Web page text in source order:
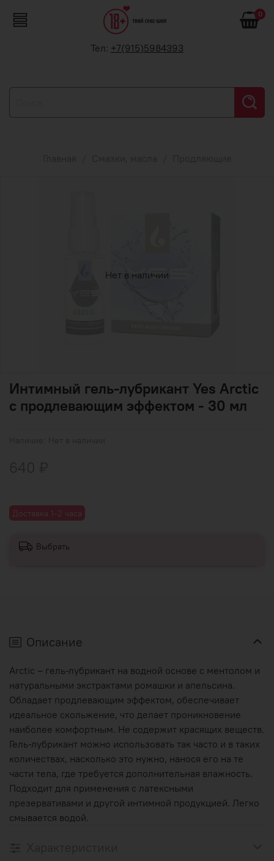
0
Тел: +7(915)5984393
Нет в наличии
Доставка 1-2 часа
Интимный гель-лубрикант Yes Arctic
с продлевающим эффектом - 30 мл
Выбрать
Описание
Arctic – гель-лубрикант на водной основе с ментолом и
натуральными экстрактами ромашки и апельсина.
Обладает продлевающим эффектом, обеспечивает
идеальное скольжение, что делает проникновение
наиболее комфортным. Не содержит красящих веществ.
Гель-лубрикант можно использовать так часто и в таких
количествах, насколько это нужно, нанося его на те
части тела, где требуется дополнительная влажность.
Подходит для применения с латексными
презервативами и другой интимной продукцией. Легко
смывается водой.